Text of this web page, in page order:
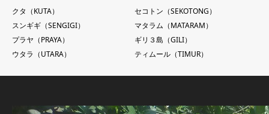
クタ（KUTA）
セコトン（SEKOTONG）
スンギギ（SENGIGI）
マタラム（MATARAM）
プラヤ（PRAYA）
ギリ３島（GILI）
ウタラ（UTARA）
ティムール（TIMUR）